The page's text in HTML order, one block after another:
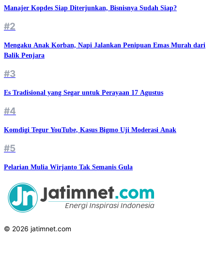
Manajer Kopdes Siap Diterjunkan, Bisnisnya Sudah Siap?
#2
Mengaku Anak Korban, Napi Jalankan Penipuan Emas Murah dari
Balik Penjara
#3
Es Tradisional yang Segar untuk Perayaan 17 Agustus
#4
Komdigi Tegur YouTube, Kasus Bigmo Uji Moderasi Anak
#5
Pelarian Mulia Wirjanto Tak Semanis Gula
© 2026 jatimnet.com